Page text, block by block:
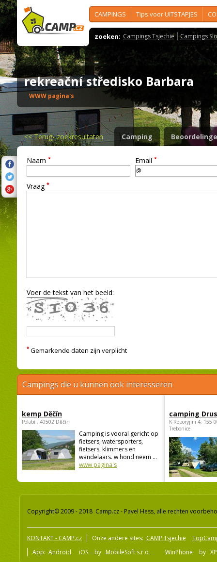
CAMPINGS Tips voor UITSTAPJES
zoeken: Campings Tsjechië Campings
rekreační středisko Barbara
WWW pagina's
<<Terug- zoekresultaten Camping
Naam * Email *
Vraag *
Voer de tekst van het beeld:
* Gemarkende daten zijn verplicht
Campings die u kunnen ook interesseren
kemp Děčín
Polabí , 40502 Děčín
Camping is vooral gericht op
fietsers, watersporters,
fietsers, klimmers en
wandelaars. w hond neem ...
www pagina's
camping
K Reporyjim 4, 155
Trebonice
Copyright© 2009 - 2018 Camp.cz - Pavel Hess, alle rechten
KONTAKT - CAMP.cz Onze andere sites: CAMP Tsjechië
App: Android iOS by MobileSoft s.r.o WinPhone by